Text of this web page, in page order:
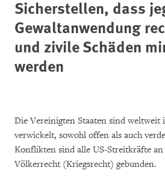
Sicherstellen, dass
Gewaltanwendung
und zivile Schäden
werden
Die Vereinigten Staaten sind
verwickelt, sowohl offen als auch
Konflikten sind alle US-Streitkräfte an
Völkerrecht (Kriegsrecht) gebunden.